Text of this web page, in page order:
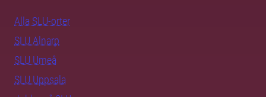
Alla SLU-orter
SLU Alnarp
SLU Umeå
SLU Uppsala